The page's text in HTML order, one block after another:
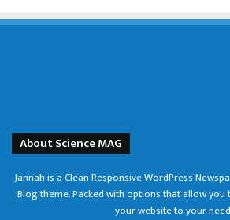
About Science MAG
Jannah is a Clean Responsive WordPress
Blog theme. Packed with options that allow
your website to your